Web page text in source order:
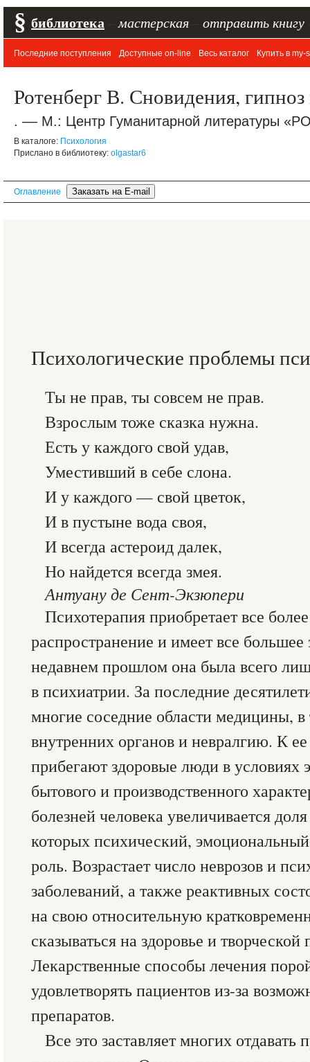
§ библиотека мастерская отправить книгу
Последние поступления Доступные on-line Весь каталог Купить в my-
Ротенберг В. Сновидения, гипноз
. –– М.: Центр Гуманитарной литературы
В каталоге: Психология
Прислано в библиотеку: olgastar6
Оглавление
Психологические проблемы
Ты не прав, ты совсем не прав.
Взрослым тоже сказка нужна.
Есть у каждого свой удав,
Уместивший в себе слона.
И у каждого — свой цветок,
И в пустыне вода своя,
И всегда астероид далек,
Но найдется всегда змея.
Антуану де Сент-Экзюпери
Психотерапия приобретает все
распространение и имеет все
недавнем прошлом она была всего
в психиатрии. За последние
многие соседние области медицины,
внутренних органов и невралгию. К
прибегают здоровые люди в условиях
бытового и производственного
болезней человека увеличивается
которых психический,
роль. Возрастает число неврозов и
заболеваний, а также реактивных
на свою относительную
сказываться на здоровье и
Лекарственные способы лечения
удовлетворять пациентов из-за
препаратов.
Все это заставляет многих отдавать